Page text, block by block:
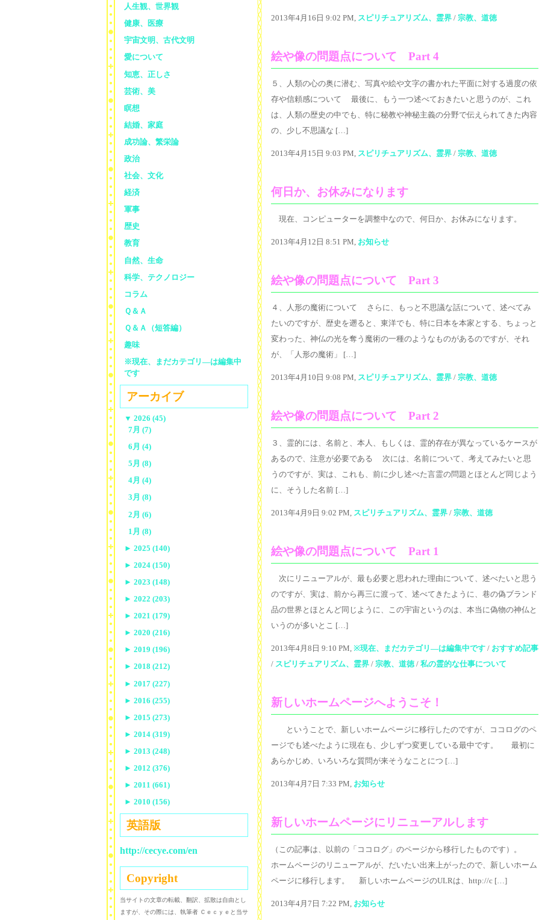
2013年4月16日 9:02 PM, スピリチュアリズム、霊界 / 宗教、道徳
絵や像の問題点について Part 4
５、人類の心の奥に潜む、写真や絵や文字の書かれた平面に対する過度の依
存や信頼感について 最後に、もう一つ述べておきたいと思うのが、これ
は、人類の歴史の中でも、特に秘教や神秘主義の分野で伝えられてきた内容
の、少し不思議な […]
2013年4月15日 9:03 PM, スピリチュアリズム、霊界 / 宗教、道徳
何日か、お休みになります
現在、コンピューターを調整中なので、何日か、お休みになります。
2013年4月12日 8:51 PM, お知らせ
絵や像の問題点について Part 3
４、人形の魔術について さらに、もっと不思議な話について、述べてみ
たいのですが、歴史を遡ると、東洋でも、特に日本を本家とする、ちょっと
変わった、神仏の光を奪う魔術の一種のようなものがあるのですが、それ
が、「人形の魔術」 […]
2013年4月10日 9:08 PM, スピリチュアリズム、霊界 / 宗教、道徳
絵や像の問題点について Part 2
３、霊的には、名前と、本人、もしくは、霊的存在が異なっているケースが
あるので、注意が必要である 次には、名前について、考えてみたいと思
うのですが、実は、これも、前に少し述べた言霊の問題とほとんど同じよう
に、そうした名前 […]
2013年4月9日 9:02 PM, スピリチュアリズム、霊界 / 宗教、道徳
絵や像の問題点について Part 1
次にリニューアルが、最も必要と思われた理由について、述べたいと思う
のですが、実は、前から再三に渡って、述べてきたように、巷の偽ブランド
品の世界とほとんど同じように、この宇宙というのは、本当に偽物の神仏と
いうのが多いとこ […]
2013年4月8日 9:10 PM, ※現在、まだカテゴリ—は編集中です / おすすめ記事
/ スピリチュアリズム、霊界 / 宗教、道徳 / 私の霊的な仕事について
新しいホームページへようこそ！
ということで、新しいホームページに移行したのですが、ココログのペ
ージでも述べたように現在も、少しずつ変更している最中です。 最初に
あらかじめ、いろいろな質問が来そうなことにつ […]
2013年4月7日 7:33 PM, お知らせ
新しいホームページにリニューアルします
（この記事は、以前の「ココログ」のページから移行したものです）。
ホームページのリニューアルが、だいたい出来上がったので、新しいホーム
ページに移行します。 新しいホームページのULRは、http://c […]
2013年4月7日 7:22 PM, お知らせ
人生観、世界観
健康、医療
宇宙文明、古代文明
愛について
知恵、正しさ
芸術、美
瞑想
結婚、家庭
成功論、繁栄論
政治
社会、文化
経済
軍事
歴史
教育
自然、生命
科学、テクノロジー
コラム
Ｑ＆Ａ
Ｑ＆Ａ（短答編）
趣味
※現在、まだカテゴリ—は編集中
です
アーカイブ
▼ 2026 (45)
7月 (7)
6月 (4)
5月 (8)
4月 (4)
3月 (8)
2月 (6)
1月 (8)
► 2025 (140)
► 2024 (150)
► 2023 (148)
► 2022 (203)
► 2021 (179)
► 2020 (216)
► 2019 (196)
► 2018 (212)
► 2017 (227)
► 2016 (255)
► 2015 (273)
► 2014 (319)
► 2013 (248)
► 2012 (376)
► 2011 (661)
► 2010 (156)
英語版
http://cecye.com/en
Copyright
当サイトの文章の転載、翻訳、拡散は自由とし
ますが、その際には、執筆者 Ｃｅｃｙｅと当サ